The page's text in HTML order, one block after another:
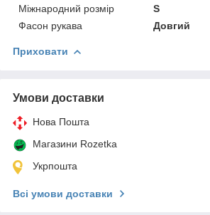
Міжнародний розмір
S
Фасон рукава
Довгий
Приховати
Умови доставки
Нова Пошта
Магазини Rozetka
Укрпошта
Всі умови доставки